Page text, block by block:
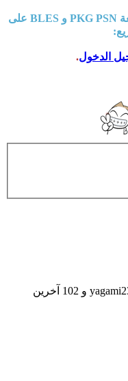
ولمن يُريد تحميل النُّسخة الأوروبيّة بصيغة PKG PSN و BLES على
الدخول.
و 102 آخرين